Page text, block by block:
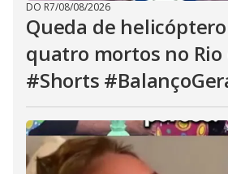
DO R7/08/08/2026
Queda de
quatro mortos no Rio
#Shorts